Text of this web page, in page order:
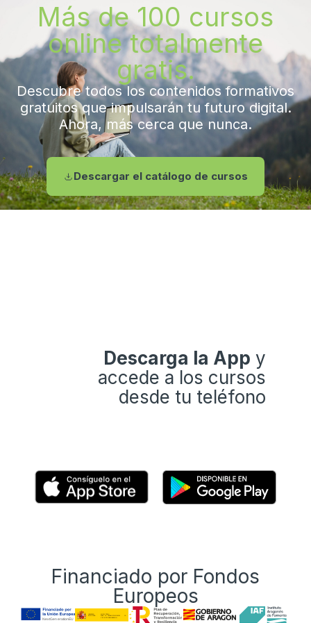
Más de 100 cursos
online totalmente
gratis.
Descubre todos los contenidos formativos
gratuitos que impulsarán tu futuro digital.
Ahora, más cerca que nunca.
Descargar el catálogo de cursos
Descarga la App y
accede a los cursos
desde tu teléfono
Financiado por Fondos
Europeos